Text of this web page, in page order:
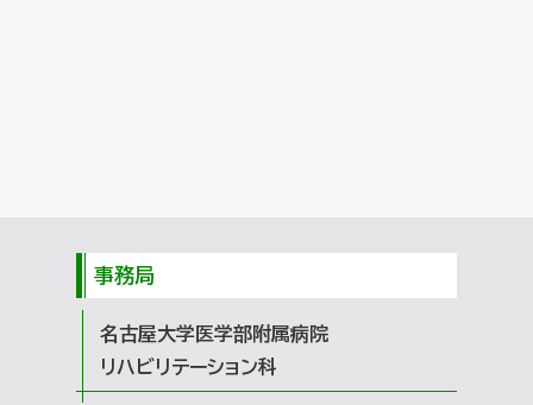
事務局
名古屋大学医学部附属病院
リハビリテーション科